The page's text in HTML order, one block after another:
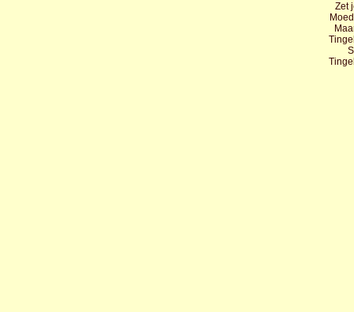
Zet